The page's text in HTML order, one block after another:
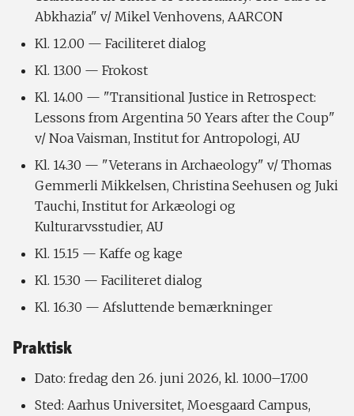
Abkhazia" v/ Mikel Venhovens, AARCON
Kl. 12.00 — Faciliteret dialog
Kl. 13.00 — Frokost
Kl. 14.00 — "Transitional Justice in Retrospect:
Lessons from Argentina 50 Years after the Coup"
v/ Noa Vaisman, Institut for Antropologi, AU
Kl. 14.30 — "Veterans in Archaeology" v/ Thomas
Gemmerli Mikkelsen, Christina Seehusen og Juki
Tauchi, Institut for Arkæologi og
Kulturarvsstudier, AU
Kl. 15.15 — Kaffe og kage
Kl. 15.30 — Faciliteret dialog
Kl. 16.30 — Afsluttende bemærkninger
Praktisk
Dato: fredag den 26. juni 2026, kl. 10.00–17.00
Sted: Aarhus Universitet, Moesgaard Campus,